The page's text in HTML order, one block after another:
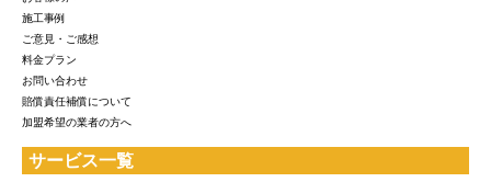
施工事例
ご意見・ご感想
料金プラン
お問い合わせ
賠償責任補償について
加盟希望の業者の方へ
サービス一覧